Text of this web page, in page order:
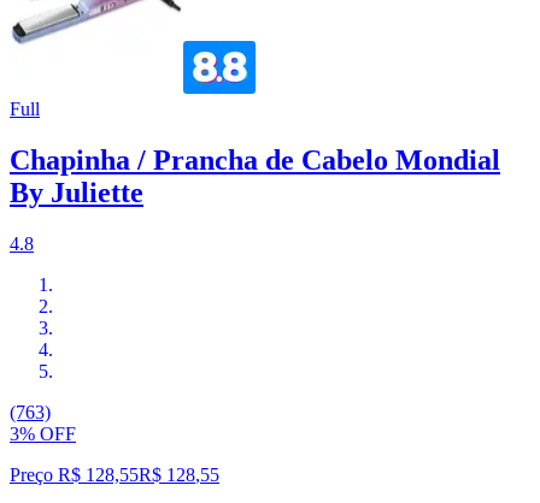
Full
Chapinha / Prancha de Cabelo Mondial
By Juliette
4.8
(763)
3% OFF
Preço R$ 128,55R$ 128,55